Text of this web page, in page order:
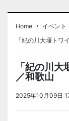
Home › イベント
「紀の川大堰トワ
「紀の川
／和歌山
2025年10月09日